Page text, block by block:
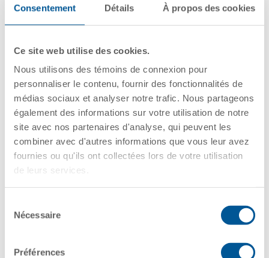
Consentement Détails À propos des cookies
Ce site web utilise des cookies.
Nous utilisons des témoins de connexion pour
personnaliser le contenu, fournir des fonctionnalités de
médias sociaux et analyser notre trafic. Nous partageons
également des informations sur votre utilisation de notre
site avec nos partenaires d'analyse, qui peuvent les
combiner avec d'autres informations que vous leur avez
fournies ou qu'ils ont collectées lors de votre utilisation
de leurs services.
Nécessaire
Préférences
Field Intern
Manager, Facility Finance and
Administration
Apprentice Railcar Mechanic